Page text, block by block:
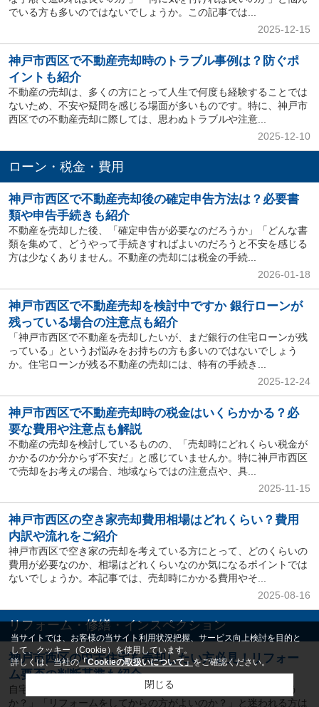
でいる方も多いのではないでしょうか。この記事では...
2025-12-15
神戸市西区で不動産売却時のトラブル事例は？防ぐポ
イントも紹介
不動産の売却は、多くの方にとって人生で何度も経験することでは
ないため、不安や疑問を感じる場面が多いものです。特に、神戸市
西区での不動産売却に際しては、思わぬトラブルや注意...
2025-12-10
ローン・税金・費用
神戸市西区で不動産売却後の確定申告方法は？必要書
類や申告手続きも紹介
不動産を売却した後、「確定申告が必要なのだろうか」「どんな書
類を集めて、どうやって手続きすればよいのだろうと不安を感じる
方は少なくありません。不動産の売却には税金の手続...
2026-01-18
神戸市西区で不動産売却を検討中ですか 銀行ローンが
残っている場合の注意点も紹介
「神戸市西区で不動産を売却したいが、まだ銀行の住宅ローンが残
っている」というお悩みをお持ちの方も多いのではないでしょう
か。住宅ローンが残る不動産の売却には、特有の手続き...
2025-12-24
神戸市西区で不動産売却時の税金はいくらかかる？必
要な費用や注意点も解説
不動産の売却を検討しているものの、「売却時にどれくらい税金が
かかるのか分からず不安だ」と感じていませんか。特に神戸市西区
で売却をお考えの場合、地域ならではの注意点や、具...
2025-11-15
神戸市西区の空き家売却費用相場はどれくらい？費用
内訳や流れをご紹介
神戸市西区で空き家の売却を考えている方にとって、どのくらいの
費用が必要なのか、相場はどれくらいなのか気になるポイントでは
ないでしょうか。本記事では、売却時にかかる費用やそ...
2025-08-16
リフォーム・修繕・インスペクション
神戸市西区の中古住宅を売却したい方必見！リフォー
ム要否の判断基準も紹介
自宅を手放そうと考え始めたとき、「このままで売れるのだろう
か？」「リフォームをしてからの方がよいのか？」と迷われる方は
当サイトでは、お客様の当サイト利用状況把握、サービス向上検討を目的と
して、クッキー（Cookie）を使用しています。
詳しくは、当社の「Cookieの取扱いについて」をご確認ください。
閉じる